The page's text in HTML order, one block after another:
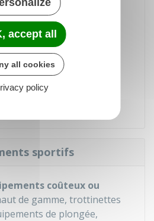
:
très anciens,
violence,
sans événement
sportifs
coûteux ou
de gamme, trottinettes
de plongée,
accept all
all cookies
policy